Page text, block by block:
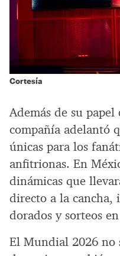
Cortesía
Además de su
compañía adelantó
únicas para los
anfitrionas. En
dinámicas que
directo a la cancha,
dorados y sorteos
El Mundial 2026 no